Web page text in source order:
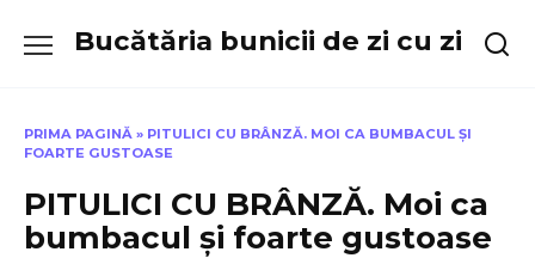
Bucătăria bunicii de zi cu zi
PRIMA PAGINĂ » PITULICI CU BRÂNZĂ. MOI CA BUMBACUL ȘI
FOARTE GUSTOASE
PITULICI CU BRÂNZĂ. Moi ca
bumbacul și foarte gustoase